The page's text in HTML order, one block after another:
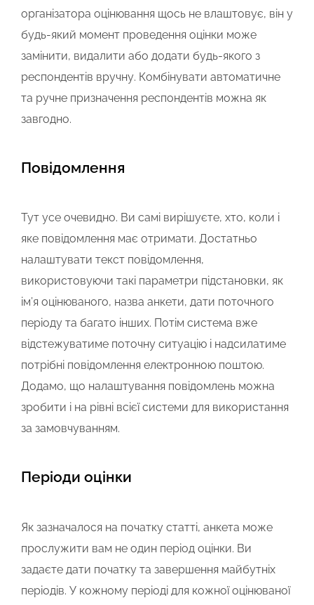
організатора оцінювання щось не влаштовує, він у
будь-який момент проведення оцінки може
замінити, видалити або додати будь-якого з
респондентів вручну. Комбінувати автоматичне
та ручне призначення респондентів можна як
завгодно.
Повідомлення
Тут усе очевидно. Ви самі вирішуєте, хто, коли і
яке повідомлення має отримати. Достатньо
налаштувати текст повідомлення,
використовуючи такі параметри підстановки, як
ім’я оцінюваного, назва анкети, дати поточного
періоду та багато інших. Потім система вже
відстежуватиме поточну ситуацію і надсилатиме
потрібні повідомлення електронною поштою.
Додамо, що налаштування повідомлень можна
зробити і на рівні всієї системи для використання
за замовчуванням.
Періоди оцінки
Як зазначалося на початку статті, анкета може
прослужити вам не один період оцінки. Ви
задаєте дати початку та завершення майбутніх
періодів. У кожному періоді для кожної оцінюваної